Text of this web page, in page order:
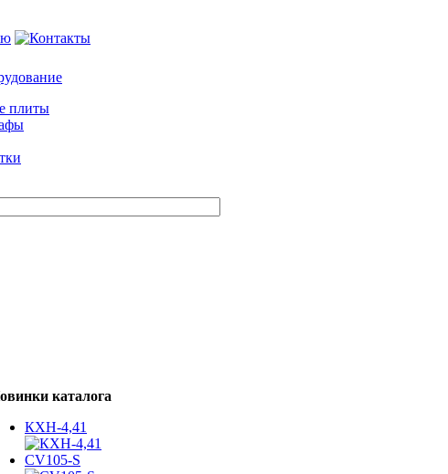
плиты
каталога
КХН-4,41
CV105-S